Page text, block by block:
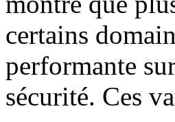
certains
performante
sécurité. Ces